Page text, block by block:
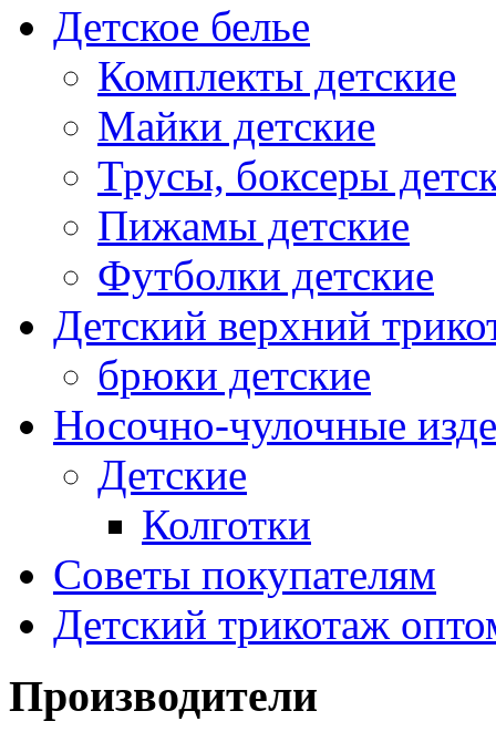
Детское белье
Комплекты детские
Майки детские
Трусы, боксеры
Пижамы детские
Футболки детские
Детский верхний
брюки детские
Носочно-чулочные
Детские
Колготки
Советы покупателям
Детский трикотаж
Производители